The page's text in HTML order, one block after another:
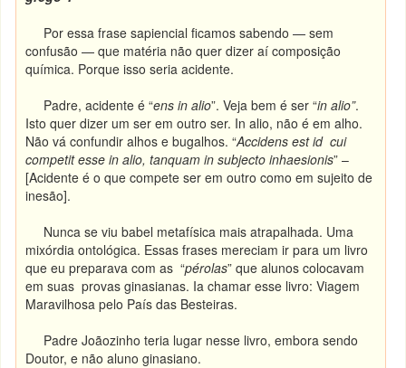
Por essa frase sapiencial ficamos sabendo — sem
confusão — que matéria não quer dizer aí composição
química. Porque isso seria acidente.
Padre, acidente é “ens in alio”. Veja bem é ser “in alio”.
Isto quer dizer um ser em outro ser. In alio, não é em alho.
Não vá confundir alhos e bugalhos. “Accidens est id cui
competit esse in alio, tanquam in subjecto inhaesionis” –
[Acidente é o que compete ser em outro como em sujeito de
inesão].
Nunca se viu babel metafísica mais atrapalhada. Uma
mixórdia ontológica. Essas frases mereciam ir para um livro
que eu preparava com as “pérolas” que alunos colocavam
em suas provas ginasianas. Ia chamar esse livro: Viagem
Maravilhosa pelo País das Besteiras.
Padre Joãozinho teria lugar nesse livro, embora sendo
Doutor, e não aluno ginasiano.